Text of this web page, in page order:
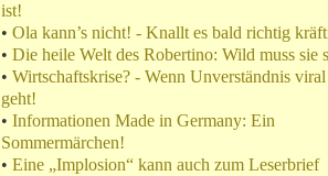
ist!
• Ola kann’s nicht! - Knallt es bald richtig
• Die heile Welt des Robertino: Wild muss sie
• Wirtschaftskrise? - Wenn Unverständnis viral
geht!
• Informationen Made in Germany: Ein
Sommermärchen!
• Eine „Implosion“ kann auch zum Leserbrief